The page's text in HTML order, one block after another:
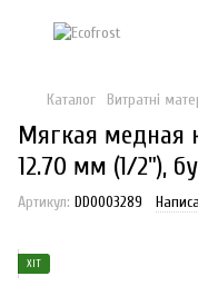
Каталог Витратні
Мягкая медная
12.70 мм (1/2"),
Артикул: DD0003289
ХІТ